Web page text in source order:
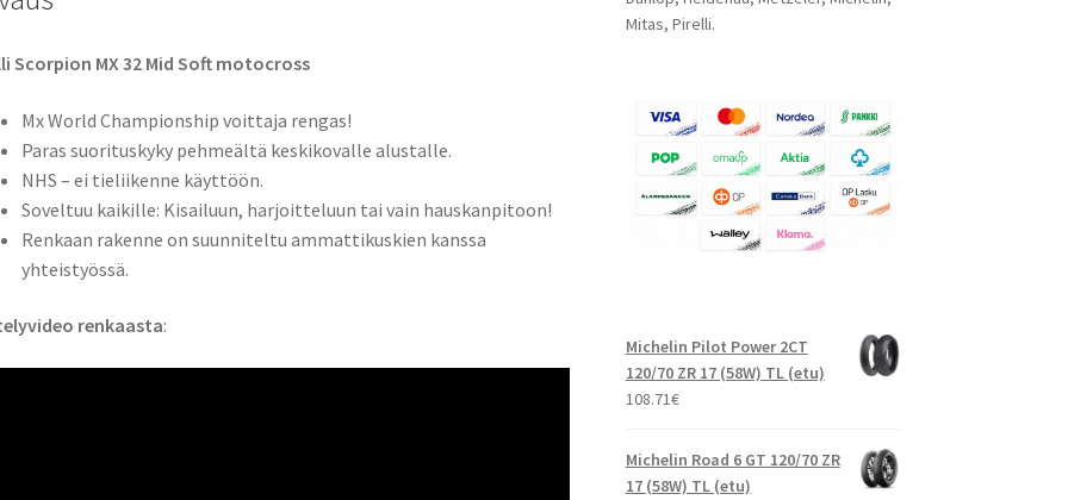
Scorpion MX 32 Mid Soft motocross
Mx World Championship voittaja rengas!
Paras suorituskyky pehmeältä keskikovalle alustalle.
NHS – ei tieliikenne käyttöön.
Soveltuu kaikille: Kisailuun, harjoitteluun tai vain hauskanpitoon!
Renkaan rakenne on suunniteltu ammattikuskien kanssa
yhteistyössä.
renkaasta:
Mitas, Pirelli.
Michelin Pilot Power 2CT
120/70 ZR 17 (58W) TL (etu)
108.71€
Michelin Road 6 GT 120/70 ZR
17 (58W) TL (etu)